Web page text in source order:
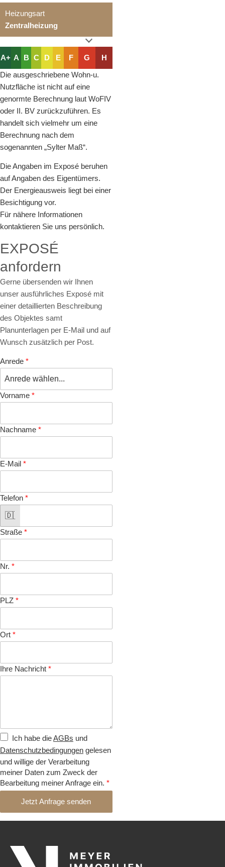
Heizungsart
Zentralheizung
A+ A B C D E F G
H
Die ausgeschriebene Wohn-u.
Nutzfläche ist nicht auf eine
genormte Berechnung laut WoFIV
oder II. BV zurückzuführen. Es
handelt sich vielmehr um eine
Berechnung nach dem
sogenannten „Sylter Maß“.
Die Angaben im Exposé beruhen
auf Angaben des Eigentümers.
Der Energieausweis liegt bei einer
Besichtigung vor.
Für nähere Informationen
kontaktieren Sie uns persönlich.
EXPOSÉ
anfordern
Gerne übersenden wir Ihnen
unser ausführliches Exposé mit
einer detaillierten Beschreibung
des Objektes samt
Planunterlagen per E-Mail und auf
Wunsch zusätzlich per Post.
Anrede *
Vorname *
Nachname *
E-Mail *
Telefon *
Straße *
Nr. *
PLZ *
Ort *
Ihre Nachricht *
Ich habe dieAGBs und
Datenschutzbedingungen gelesen
und willige der Verarbeitung
meiner Daten zum Zweck der
Bearbeitung meiner Anfrage ein. *
Jetzt Anfrage senden